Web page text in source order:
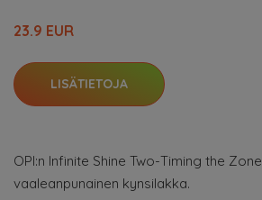
23.9 EUR
LISÄTIETOJA
OPI:n Infinite Shine Two-Timing the
vaaleanpunainen kynsilakka.